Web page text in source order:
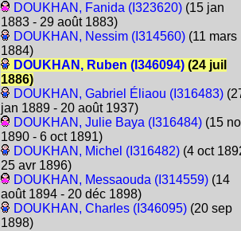
DOUKHAN, Fanida (I323620)(15 jan
1883 - 29 août 1883)
DOUKHAN, Nessim (I314560)(11 mars
1884)
DOUKHAN, Ruben (I346094)(24 juil
1886)
DOUKHAN, Gabriel Éliaou (I316483)
jan 1889 - 20 août 1937)
DOUKHAN, Julie Baya (I316484)(15
1890 - 6 oct 1891)
DOUKHAN, Michel (I316482)(4 oct
25 avr 1896)
DOUKHAN, Messaouda (I314559)(14
août 1894 - 20 déc 1898)
DOUKHAN, Charles (I346095)(20 sep
1898)